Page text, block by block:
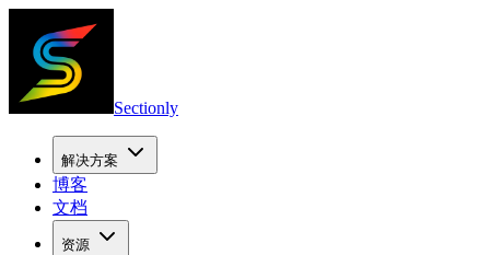
Sectionly
解决方案
博客
文档
资源